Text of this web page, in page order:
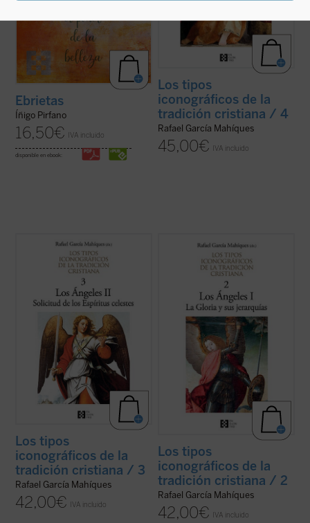
Ebrietas
Íñigo Pirfano
16,50€ IVA incluido
disponible en ebook:
Los tipos
iconográficos de la
tradición cristiana / 4
Rafael García Mahíques
45,00€ IVA incluido
Este tercer volumen de la colección «Los
tipos iconográficos de la tradición
cristiana» es el segundo de la misma
dedicado a la representación iconográfica
de los ángeles. En esta ocasión el contenido
se centra en la actividad angélica, es ...
Los tipos
iconográficos de la
tradición cristiana / 3
Rafael García Mahíques
42,00€ IVA incluido
Este segundo volumen del proyecto «Los
tipos iconográficos de la tradición
cristiana» está dedicado a la
representación iconográfica de los
ángeles, abordando concretamente el
concepto de la angelología cristiana y su
(ver ficha)
Los tipos
iconográficos de la
tradición cristiana / 2
Rafael García Mahíques
42,00€ IVA incluido